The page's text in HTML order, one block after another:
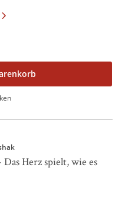
Herz spielt, wie es